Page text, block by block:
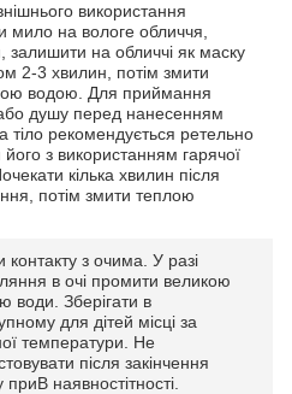
використання
мило на вологе обличчя,
залишити на обличчі як маску
2-3 хвилин, потім змити
водою. Для приймання
душу перед нанесенням
тіло рекомендується ретельно
його з використанням гарячої
кілька хвилин після
потім змити теплою
контакту з очима. У разі
в очі промити великою
води. Зберігати в
для дітей місці за
температури. Не
після закінчення
приВ наявностітності.